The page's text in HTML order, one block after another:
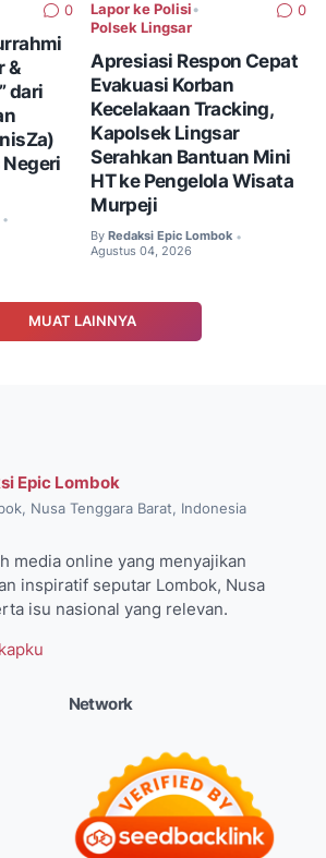
0
&
dari
•
Lapor ke Polisi •
Polsek Lingsar
0
Apresiasi Respon Cepat
Evakuasi Korban
Kecelakaan Tracking,
Kapolsek Lingsar
Serahkan Bantuan Mini
HT ke Pengelola Wisata
Murpeji
By Redaksi Epic Lombok •
Agustus 04, 2026
MUAT LAINNYA
Epic Lombok
Nusa Tenggara Barat, Indonesia
media online yang menyajikan
inspiratif seputar Lombok, Nusa
isu nasional yang relevan.
Network